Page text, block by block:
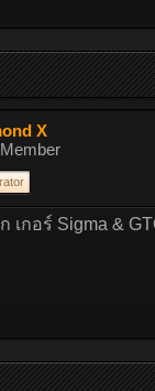
X
เกอร์ Sigma &